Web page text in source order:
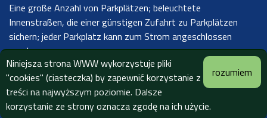
Eine große Anzahl von Parkplätzen; beleuchtete
Innenstraßen, die einer günstigen Zufahrt zu Parkplätzen
sichern; jeder Parkplatz kann zum Strom angeschlossen
werden.
Geschichte
1978 entstand das Camping, das damals durch das
rozumiem
Niniejsza strona WWW wykorzystuje pliki
"cookies" (ciasteczka) by zapewnić korzystanie z
treści na najwyższym poziomie. Dalsze
korzystanie ze strony oznacza zgodę na ich użycie.